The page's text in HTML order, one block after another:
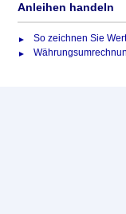
Anleihen handeln
So zeichnen Sie